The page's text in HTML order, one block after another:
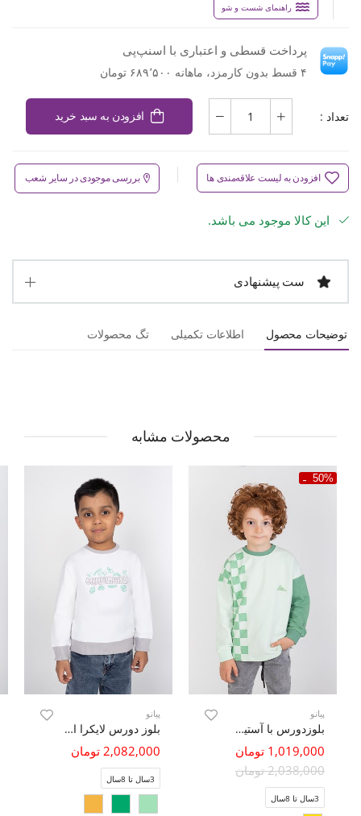
راهنمای شست و شو
پرداخت قسطی و اعتباری با اسنپ‌پی
۴ قسط بدون کارمزد، ماهانه ۶۸۹٬۵۰۰ تومان
تعداد : افزودن به سبد خرید
افزودن به لیست علاقه‌مندی ها بررسی موجودی در سایر شعب
این کالا موجود می باشد.
ست پیشنهادی
توضیحات محصول اطلاعات تکمیلی تگ محصولات
محصولات مشابه
50%
پیانو
بلوزدورس با آستین نارنگ
1,019,000 تومان
2,038,000 تومان
3سال تا 8سال
پیانو
بلوز دورس لایکرا اسلپ آستین افتاده
2,082,000 تومان
3سال تا 8سال